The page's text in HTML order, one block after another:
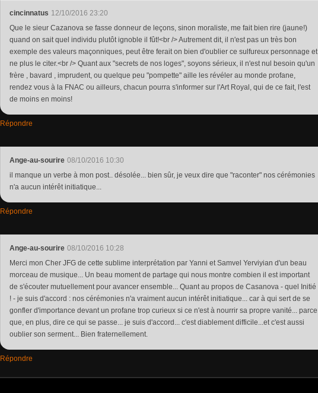
cincinnatus 12/10/2016 23:20
Que le sieur Cazanova se fasse donneur de leçons, sinon moraliste, me fait bien rire (jaune!)
quand on sait quel individu plutôt ignoble il fût!<br /> Autrement dit, il n'est pas un très bon
exemple des valeurs maçonniques, peut être ferait on bien d'oublier ce sulfureux personnage et
ne plus le citer.<br /> Quant aux "secrets de nos loges", soyons sérieux, il n'est nul besoin qu'un
frère , bavard , imprudent, ou quelque peu "pompette" aille les révéler au monde profane,
rendez vous à la FNAC ou ailleurs, chacun pourra s'informer sur l'Art Royal, qui de ce fait, l'est
de moins en moins!
Répondre
Ange-au-sourire 08/10/2016 10:30
il manque un verbe à mon post.. désolée... bien sûr, je veux dire que "raconter" nos cérémonies
n'a aucun intérêt initiatique...
Répondre
Ange-au-sourire 08/10/2016 10:28
Merci mon Cher JFG de cette sublime interprétation par Yanni et Samvel Yerviyian d'un beau
morceau de musique... Un beau moment de partage qui nous montre combien il est important
de s'écouter mutuellement pour avancer ensemble... Quant au propos de Casanova - quel Initié
! - je suis d'accord : nos cérémonies n'a vraiment aucun intérêt initiatique... car à qui sert de se
gonfler d'importance devant un profane trop curieux si ce n'est à nourrir sa propre vanité... parce
que, en plus, dire ce qui se passe... je suis d'accord... c'est diablement difficile...et c'est aussi
oublier son serment... Bien fraternellement.
Répondre